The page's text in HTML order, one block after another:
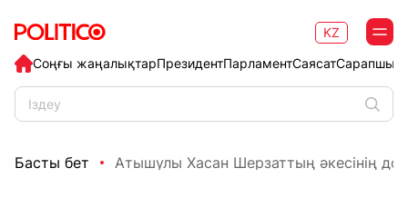
Соңғы жаңалықтарПрезидентПарламентСаясат
KZ
Басты бет Атышулы Хасан Шерзаттың әкесінің